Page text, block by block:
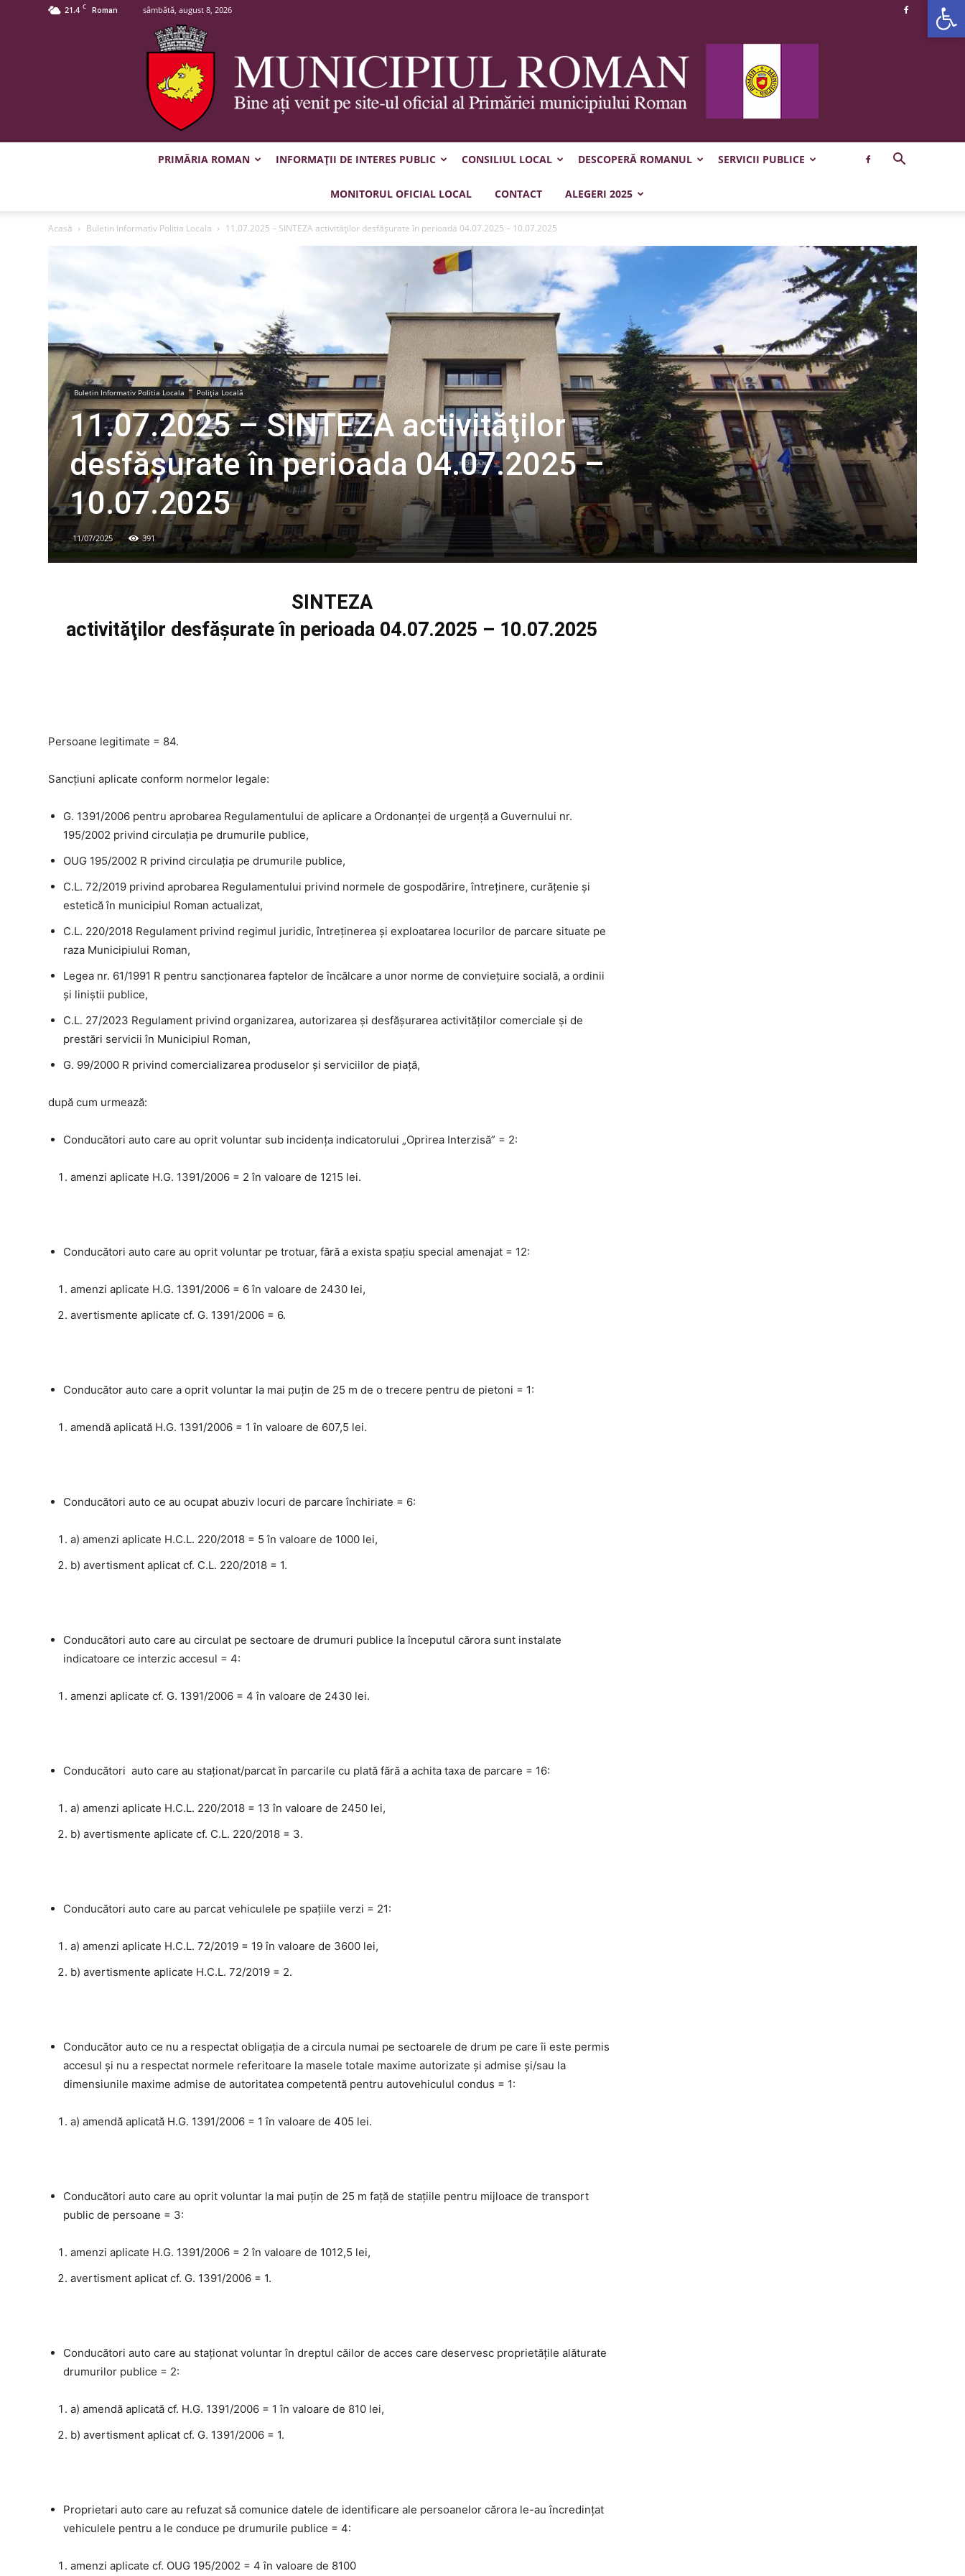
21.4 C Roman sâmbătă, august 8, 2026
Municipiul
PRIMĂRIA ROMAN INFORMAȚII DE INTERES PUBLIC CONSILIUL LOCAL DESCOPERĂ ROMANUL SERVICII PUBLICE
MONITORUL OFICIAL LOCAL CONTACT ALEGERI 2025
Acasă Buletin Informativ Politia Locala 11.07.2025 – SINTEZA activităţilor desfăşurate în perioada 04.07.2025 – 10.07.2025
Buletin Informativ Politia Locala Poliția Locală
11.07.2025 – SINTEZA activităţilor
desfăşurate în perioada 04.07.2025 –
10.07.2025
11/07/2025 391
SINTEZA
activităţilor desfăşurate în perioada 04.07.2025 – 10.07.2025
Persoane legitimate = 84.
Sancțiuni aplicate conform normelor legale:
G. 1391/2006 pentru aprobarea Regulamentului de aplicare a Ordonanţei de urgenţă a Guvernului nr.
195/2002 privind circulaţia pe drumurile publice,
OUG 195/2002 R privind circulaţia pe drumurile publice,
C.L. 72/2019 privind aprobarea Regulamentului privind normele de gospodărire, întreţinere, curăţenie şi
estetică în municipiul Roman actualizat,
C.L. 220/2018 Regulament privind regimul juridic, întreţinerea şi exploatarea locurilor de parcare situate pe
raza Municipiului Roman,
Legea nr. 61/1991 R pentru sancţionarea faptelor de încălcare a unor norme de convieţuire socială, a ordinii
şi liniştii publice,
C.L. 27/2023 Regulament privind organizarea, autorizarea și desfășurarea activităților comerciale și de
prestări servicii în Municipiul Roman,
G. 99/2000 R privind comercializarea produselor şi serviciilor de piaţă,
după cum urmează:
Conducători auto care au oprit voluntar sub incidenţa indicatorului „Oprirea Interzisă” = 2:
amenzi aplicate H.G. 1391/2006 = 2 în valoare de 1215 lei.
Conducători auto care au oprit voluntar pe trotuar, fără a exista spaţiu special amenajat = 12:
amenzi aplicate H.G. 1391/2006 = 6 în valoare de 2430 lei,
avertismente aplicate cf. G. 1391/2006 = 6.
Conducător auto care a oprit voluntar la mai puţin de 25 m de o trecere pentru de pietoni = 1:
amendă aplicată H.G. 1391/2006 = 1 în valoare de 607,5 lei.
Conducători auto ce au ocupat abuziv locuri de parcare închiriate = 6:
a) amenzi aplicate H.C.L. 220/2018 = 5 în valoare de 1000 lei,
b) avertisment aplicat cf. C.L. 220/2018 = 1.
Conducători auto care au circulat pe sectoare de drumuri publice la începutul cărora sunt instalate
indicatoare ce interzic accesul = 4:
amenzi aplicate cf. G. 1391/2006 = 4 în valoare de 2430 lei.
Conducători auto care au staţionat/parcat în parcarile cu plată fără a achita taxa de parcare = 16:
a) amenzi aplicate H.C.L. 220/2018 = 13 în valoare de 2450 lei,
b) avertismente aplicate cf. C.L. 220/2018 = 3.
Conducători auto care au parcat vehiculele pe spațiile verzi = 21:
a) amenzi aplicate H.C.L. 72/2019 = 19 în valoare de 3600 lei,
b) avertismente aplicate H.C.L. 72/2019 = 2.
Conducător auto ce nu a respectat obligaţia de a circula numai pe sectoarele de drum pe care îi este permis
accesul şi nu a respectat normele referitoare la masele totale maxime autorizate şi admise şi/sau la
dimensiunile maxime admise de autoritatea competentă pentru autovehiculul condus = 1:
a) amendă aplicată H.G. 1391/2006 = 1 în valoare de 405 lei.
Conducători auto care au oprit voluntar la mai puţin de 25 m faţă de staţiile pentru mijloace de transport
public de persoane = 3:
amenzi aplicate H.G. 1391/2006 = 2 în valoare de 1012,5 lei,
avertisment aplicat cf. G. 1391/2006 = 1.
Conducători auto care au staţionat voluntar în dreptul căilor de acces care deservesc proprietăţile alăturate
drumurilor publice = 2:
a) amendă aplicată cf. H.G. 1391/2006 = 1 în valoare de 810 lei,
b) avertisment aplicat cf. G. 1391/2006 = 1.
Proprietari auto care au refuzat să comunice datele de identificare ale persoanelor cărora le-au încredinţat
vehiculele pentru a le conduce pe drumurile publice = 4:
amenzi aplicate cf. OUG 195/2002 = 4 în valoare de 8100